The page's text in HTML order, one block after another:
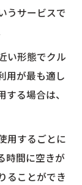
うサービスで
い形態でクル
用が最も適し
る場合は、
用するごとに
時間に空きが
ることができ